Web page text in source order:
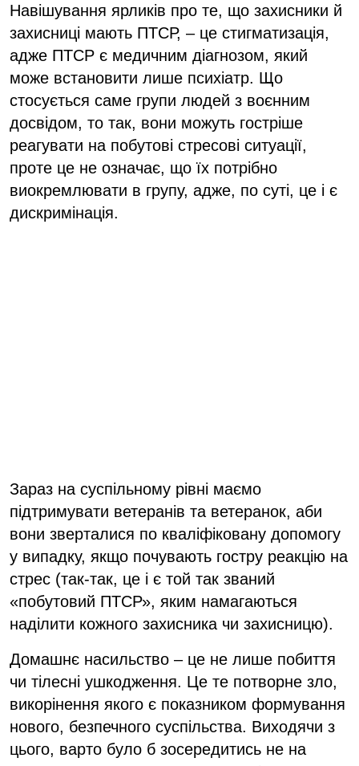
Навішування ярликів про те, що захисники й
захисниці мають ПТСР, – це стигматизація,
адже ПТСР є медичним діагнозом, який
може встановити лише психіатр. Що
стосується саме групи людей з воєнним
досвідом, то так, вони можуть гостріше
реагувати на побутові стресові ситуації,
проте це не означає, що їх потрібно
виокремлювати в групу, адже, по суті, це і є
дискримінація.
Зараз на суспільному рівні маємо
підтримувати ветеранів та ветеранок, аби
вони зверталися по кваліфіковану допомогу
у випадку, якщо почувають гостру реакцію на
стрес (так-так, це і є той так званий
«побутовий ПТСР», яким намагаються
наділити кожного захисника чи захисницю).
Домашнє насильство – це не лише побиття
чи тілесні ушкодження. Це те потворне зло,
викорінення якого є показником формування
нового, безпечного суспільства. Виходячи з
цього, варто було б зосередитись не на